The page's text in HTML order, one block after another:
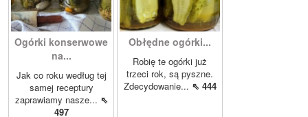
Ogórki konserwowe
na...
Jak co roku według tej
samej receptury
zaprawiamy nasze... ⇖
497
Obłędne ogórki...
Robię te ogórki już
trzeci rok, są pyszne.
Zdecydowanie... ⇖ 444